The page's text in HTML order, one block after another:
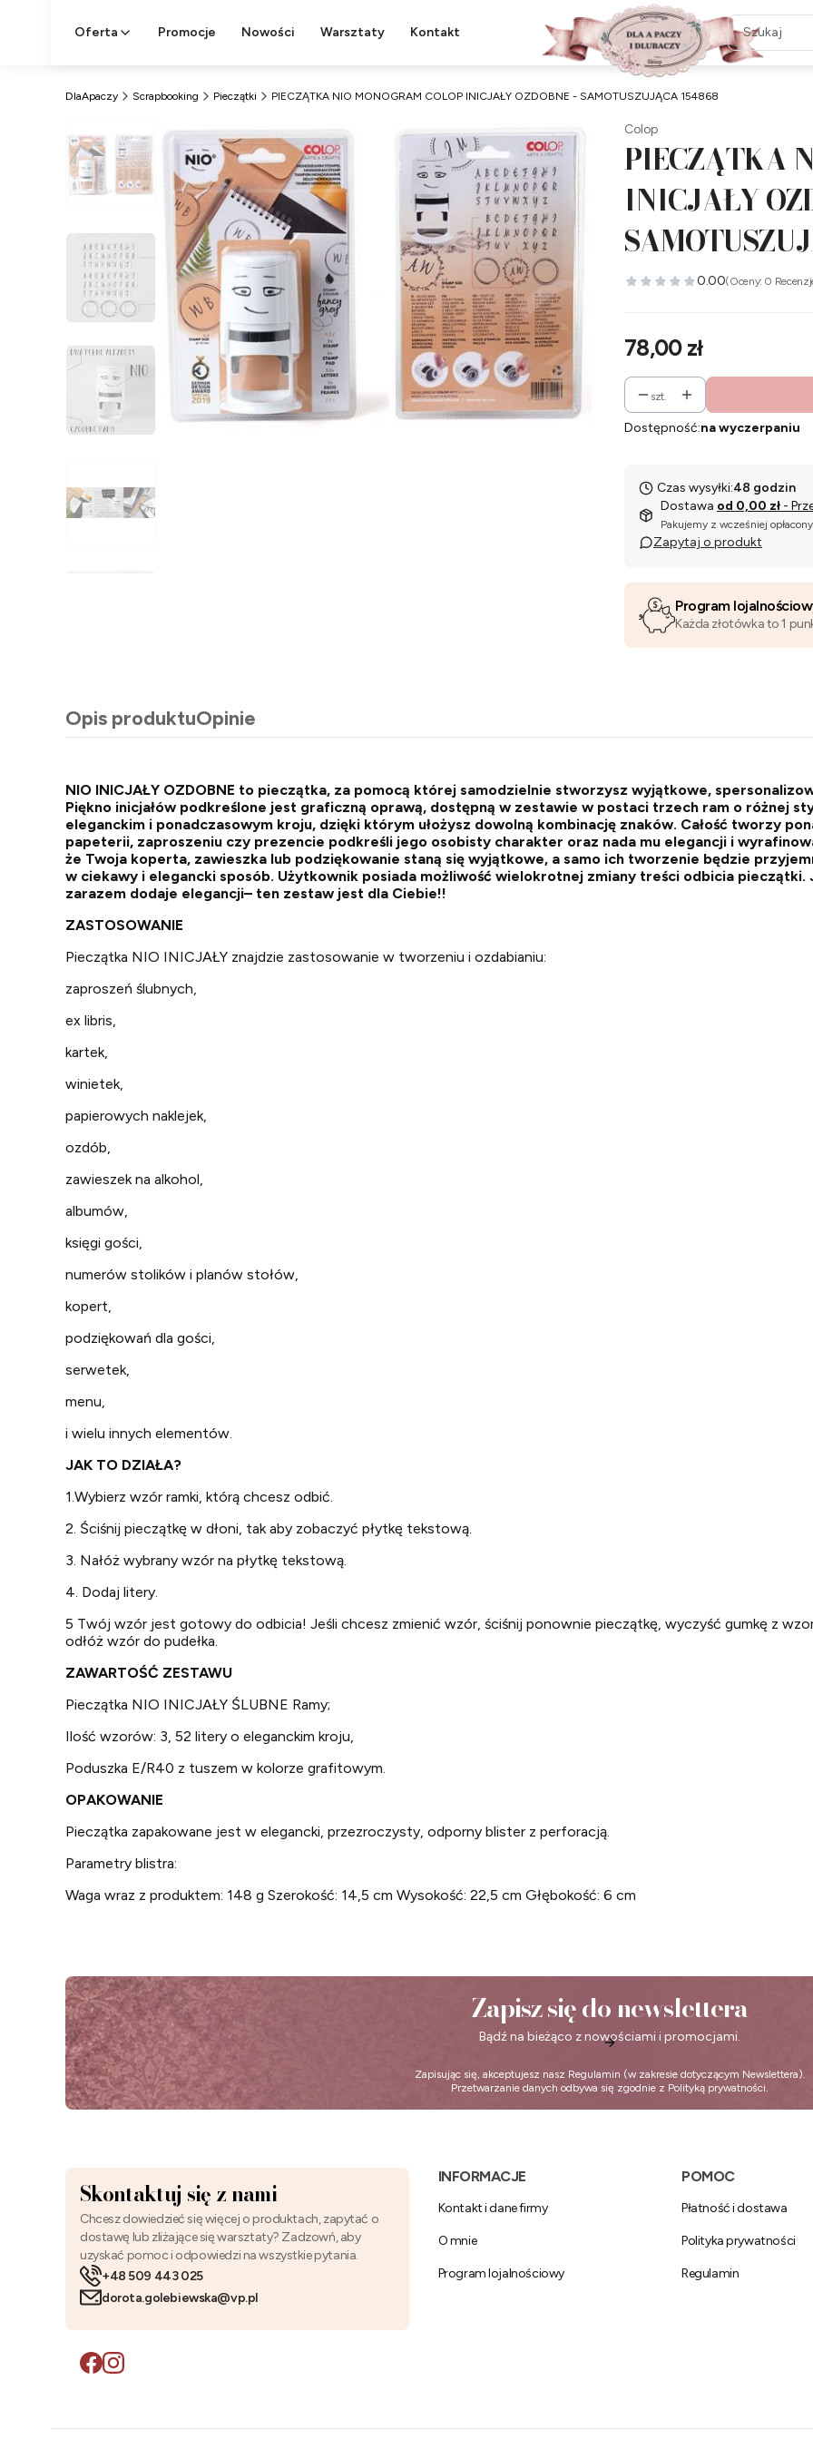
Oferta Promocje Nowości Warsztaty Kontakt
DlaApaczy Scrapbooking Pieczątki PIECZĄTKA NIO MONOGRAM COLOP INICJAŁY OZDOBNE - SAMOTUSZUJĄCA 154868
Colop
PIECZĄTKA
INICJAŁY
0.00(Oceny: 0
Cena
78,00 zł
szt.
Dostępność:na wyczerpaniu
Czas wysyłki:48 godzin
Dostawa od 0,00 zł -
Pakujemy z wcześniej
Zapytaj o produkt
Program
Każda złotówka to 1
Opis produktuOpinie
NIO INICJAŁY OZDOBNE to pieczątka, za pomocą której samodzielnie stworzysz wyjątkowe,
Piękno inicjałów podkreślone jest graficzną oprawą, dostępną w zestawie w postaci trzech ram o różnej
eleganckim i ponadczasowym kroju, dzięki którym ułożysz dowolną kombinację znaków. Całość tworzy
papeterii, zaproszeniu czy prezencie podkreśli jego osobisty charakter oraz nada mu elegancji i
że Twoja koperta, zawieszka lub podziękowanie staną się wyjątkowe, a samo ich tworzenie będzie
w ciekawy i elegancki sposób. Użytkownik posiada możliwość wielokrotnej zmiany treści odbicia pieczątki.
zarazem dodaje elegancji– ten zestaw jest dla Ciebie!!
ZASTOSOWANIE
Pieczątka NIO INICJAŁY znajdzie zastosowanie w tworzeniu i ozdabianiu:
zaproszeń ślubnych,
ex libris,
kartek,
winietek,
papierowych naklejek,
ozdób,
zawieszek na alkohol,
albumów,
księgi gości,
numerów stolików i planów stołów,
kopert,
podziękowań dla gości,
serwetek,
menu,
i wielu innych elementów.
JAK TO DZIAŁA?
1.Wybierz wzór ramki, którą chcesz odbić.
2. Ściśnij pieczątkę w dłoni, tak aby zobaczyć płytkę tekstową.
3. Nałóż wybrany wzór na płytkę tekstową.
4. Dodaj litery.
5 Twój wzór jest gotowy do odbicia! Jeśli chcesz zmienić wzór, ściśnij ponownie pieczątkę, wyczyść gumkę z
odłóż wzór do pudełka.
ZAWARTOŚĆ ZESTAWU
Pieczątka NIO INICJAŁY ŚLUBNE Ramy;
Ilość wzorów: 3, 52 litery o eleganckim kroju,
Poduszka E/R40 z tuszem w kolorze grafitowym.
OPAKOWANIE
Pieczątka zapakowane jest w elegancki, przezroczysty, odporny blister z perforacją.
Parametry blistra:
Waga wraz z produktem: 148 g Szerokość: 14,5 cm Wysokość: 22,5 cm Głębokość: 6 cm
Zapisz się do newslettera
Bądź na bieżąco z nowościami i promocjami.
Zapisując się, akceptujesz nasz Regulamin (w zakresie dotyczącym Newslettera).
Przetwarzanie danych odbywa się zgodnie z Polityką prywatności.
Skontaktuj się z nami
Chcesz dowiedzieć się więcej o produktach, zapytać o
dostawę lub zliżające się warsztaty? Zadzowń, aby
uzyskać pomoc i odpowiedzi na wszystkie pytania.
+48 509 443 025
dorota.golebiewska@vp.pl
Linki w stopce
INFORMACJE
Kontakt i dane firmy
O mnie
Program lojalnościowy
POMOC
Płatność i dostawa
Polityka prywatności
Regulamin